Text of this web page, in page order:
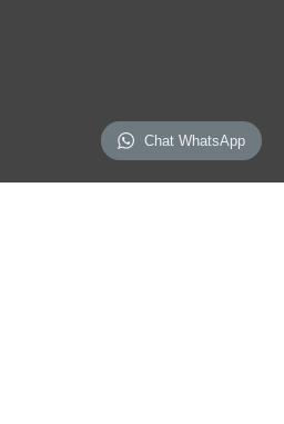
Chat WhatsApp